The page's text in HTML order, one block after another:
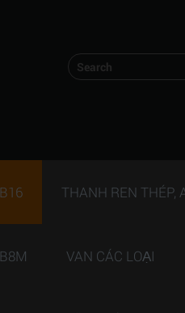
THANH REN THÉP,
VAN CÁC LOẠI